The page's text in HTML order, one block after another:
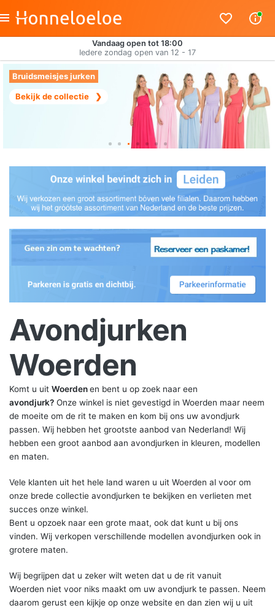
Vandaag open tot 18:00
Iedere zondag open van 12 - 17
Bruidsmeisjes jurken
Bekijk de collectie ❯
Avondjurken
Woerden
Komt u uit Woerdenen bent u op zoek naar een
avondjurk? Onze winkel is niet gevestigd in Woerden maar neem
de moeite om de rit te maken en kom bij ons uw avondjurk
passen. Wij hebben het grootste aanbod van Nederland! Wij
hebben een groot aanbod aan avondjurken in kleuren, modellen
en maten.
Vele klanten uit het hele land waren u uit Woerden al voor om
onze brede collectie avondjurken te bekijken en verlieten met
succes onze winkel.
Bent u opzoek naar een grote maat, ook dat kunt u bij ons
vinden. Wij verkopen verschillende modellen avondjurken ook in
grotere maten.
Wij begrijpen dat u zeker wilt weten dat u de rit vanuit
Woerden niet voor niks maakt om uw avondjurk te passen. Neem
daarom gerust een kijkje op onze website en dan zien wij u uit